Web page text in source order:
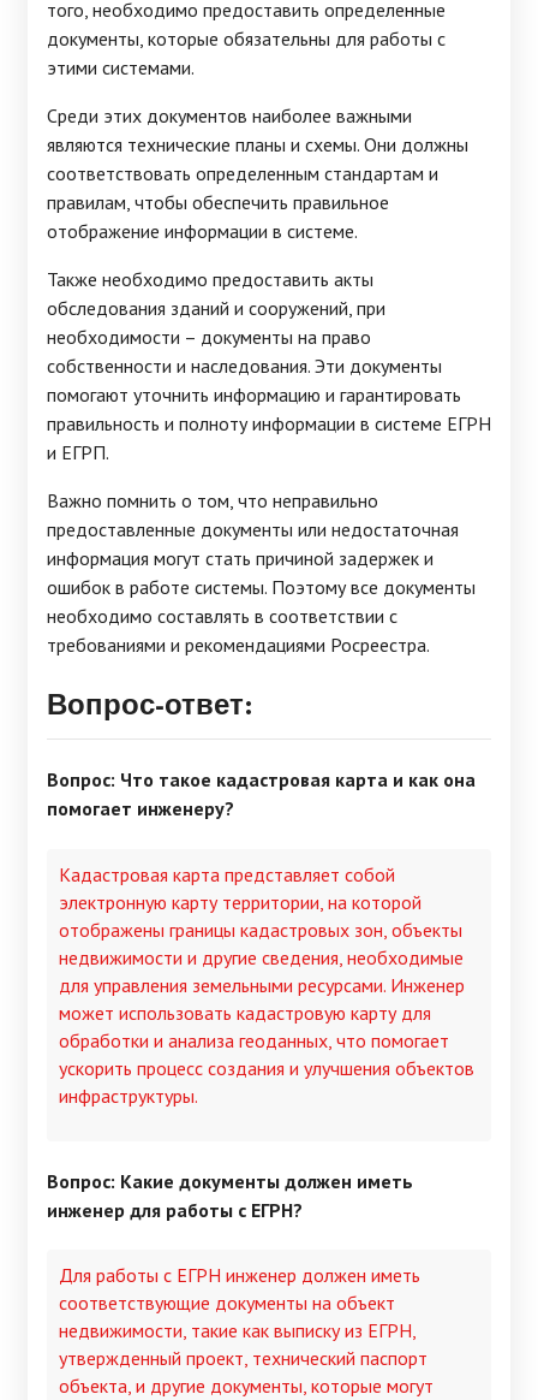
того, необходимо предоставить определенные
документы, которые обязательны для работы с
этими системами.
Среди этих документов наиболее важными
являются технические планы и схемы. Они должны
соответствовать определенным стандартам и
правилам, чтобы обеспечить правильное
отображение информации в системе.
Также необходимо предоставить акты
обследования зданий и сооружений, при
необходимости – документы на право
собственности и наследования. Эти документы
помогают уточнить информацию и гарантировать
правильность и полноту информации в системе ЕГРН
и ЕГРП.
Важно помнить о том, что неправильно
предоставленные документы или недостаточная
информация могут стать причиной задержек и
ошибок в работе системы. Поэтому все документы
необходимо составлять в соответствии с
требованиями и рекомендациями Росреестра.
Вопрос-ответ:
Вопрос: Что такое кадастровая карта и как она
помогает инженеру?
Кадастровая карта представляет собой
электронную карту территории, на которой
отображены границы кадастровых зон, объекты
недвижимости и другие сведения, необходимые
для управления земельными ресурсами. Инженер
может использовать кадастровую карту для
обработки и анализа геоданных, что помогает
ускорить процесс создания и улучшения объектов
инфраструктуры.
Вопрос: Какие документы должен иметь
инженер для работы с ЕГРН?
Для работы с ЕГРН инженер должен иметь
соответствующие документы на объект
недвижимости, такие как выписку из ЕГРН,
утвержденный проект, технический паспорт
объекта, и другие документы, которые могут